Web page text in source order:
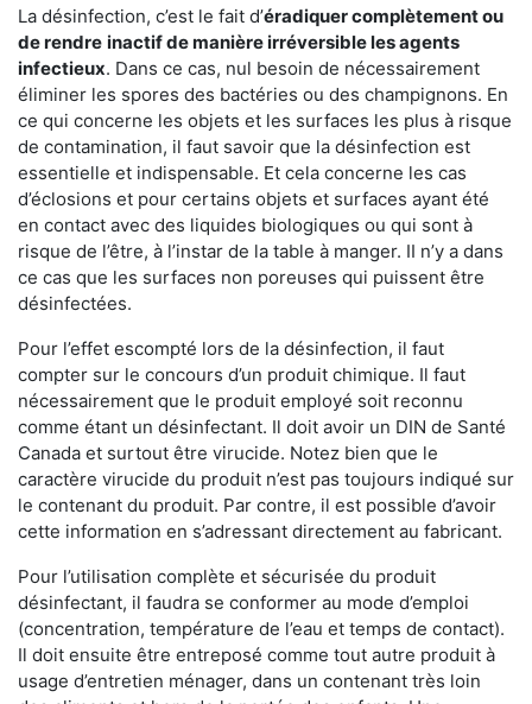
La désinfection, c’est le fait d’éradiquer complètement ou
de rendre inactif de manière irréversible les agents
infectieux. Dans ce cas, nul besoin de nécessairement
éliminer les spores des bactéries ou des champignons. En
ce qui concerne les objets et les surfaces les plus à risque
de contamination, il faut savoir que la désinfection est
essentielle et indispensable. Et cela concerne les cas
d’éclosions et pour certains objets et surfaces ayant été
en contact avec des liquides biologiques ou qui sont à
risque de l’être, à l’instar de la table à manger. II n’y a dans
ce cas que les surfaces non poreuses qui puissent être
désinfectées.
Pour l’effet escompté lors de la désinfection, il faut
compter sur le concours d’un produit chimique. Il faut
nécessairement que le produit employé soit reconnu
comme étant un désinfectant. Il doit avoir un DIN de Santé
Canada et surtout être virucide. Notez bien que le
caractère virucide du produit n’est pas toujours indiqué sur
le contenant du produit. Par contre, il est possible d’avoir
cette information en s’adressant directement au fabricant.
Pour l’utilisation complète et sécurisée du produit
désinfectant, il faudra se conformer au mode d’emploi
(concentration, température de l’eau et temps de contact).
Il doit ensuite être entreposé comme tout autre produit à
usage d’entretien ménager, dans un contenant très loin